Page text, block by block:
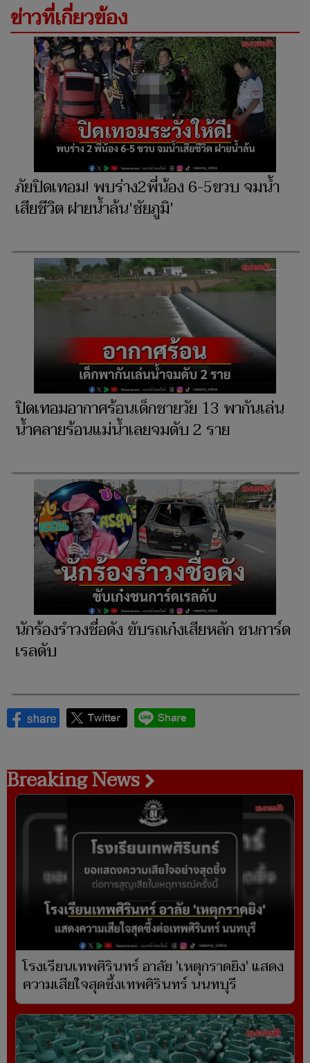
ข่าวที่เกี่ยวข้อง
ภัยปิดเทอม! พบร่าง2พี่น้อง 6-5ขวบ จมน้ำ
เสียชีวิต ฝายน้ำล้น'ชัยภูมิ'
ปิดเทอมอากาศร้อนเด็กชายวัย 13 พากันเล่น
น้ำคลายร้อนแม่น้ำเลยจมดับ 2 ราย
นักร้องรำวงชื่อดัง ขับรถเก๋งเสียหลัก ชนการ์ด
เรลดับ
Breaking News
โรงเรียนเทพศิรินทร์ อาลัย 'เหตุกราดยิง' แสดง
ความเสียใจสุดซึ้งเทพศิรินทร์ นนทบุรี